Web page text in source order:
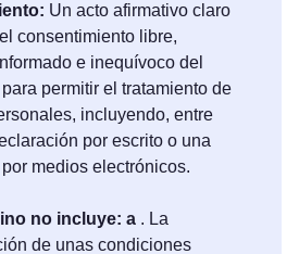
Un acto afirmativo claro
consentimiento libre,
e inequívoco del
permitir el tratamiento de
incluyendo, entre
por escrito o una
medios electrónicos.
no incluye: a . La
de unas condiciones